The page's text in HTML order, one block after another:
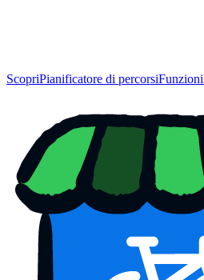
ScopriPianificatore di percorsi